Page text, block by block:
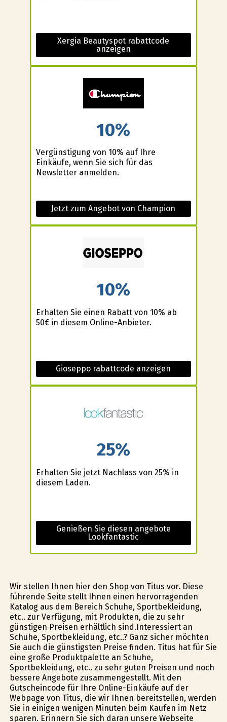
Xergia Beautyspot rabattcode
anzeigen
10%
Vergünstigung von 10% auf Ihre
Einkäufe, wenn Sie sich für das
Newsletter anmelden.
Jetzt zum Angebot von Champion
10%
Erhalten Sie einen Rabatt von 10% ab
50€ in diesem Online-Anbieter.
Gioseppo rabattcode anzeigen
25%
Erhalten Sie jetzt Nachlass von 25% in
diesem Laden.
Genießen Sie diesen angebote
Lookfantastic
Wir stellen Ihnen hier den Shop von Titus vor. Diese
führende Seite stellt Ihnen einen hervorragenden
Katalog aus dem Bereich Schuhe, Sportbekleidung,
etc.. zur Verfügung, mit Produkten, die zu sehr
günstigen Preisen erhältlich sind.Interessiert an
Schuhe, Sportbekleidung, etc..? Ganz sicher möchten
Sie auch die günstigsten Preise finden. Titus hat für Sie
eine große Produktpalette an Schuhe,
Sportbekleidung, etc.. zu sehr guten Preisen und noch
bessere Angebote zusammengestellt. Mit den
Gutscheincode für Ihre Online-Einkäufe auf der
Webpage von Titus, die wir Ihnen bereitstellen, werden
Sie in einigen wenigen Minuten beim Kaufen im Netz
sparen. Erinnern Sie sich daran unsere Webseite